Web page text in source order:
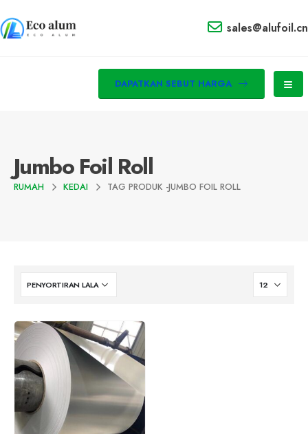
sales@alufoil.cn
DAPATKAN SEBUT HARGA
Jumbo Foil Roll
RUMAH KEDAI TAG PRODUK -JUMBO FOIL ROLL